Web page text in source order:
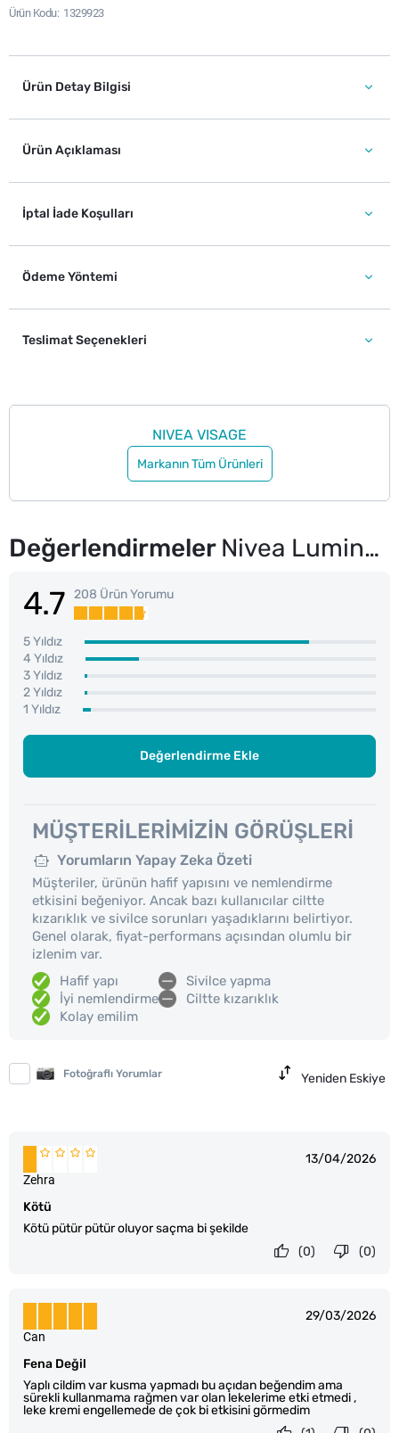
Ürün Kodu 1329923
Ürün Detay Bilgisi
Ürün Açıklaması
İptal İade Koşulları
Ödeme Yöntemi
Teslimat Seçenekleri
NIVEA VISAGE
Markanın Tüm Ürünleri
Değerlendirmeler Nivea Luminous630 Güneş Korumalı Leke Karşıtı SPF50 Gündüz Yüz Kremi 40 ml Hyaluronik Asit, E Vitamini
4.7 208 Ürün Yorumu
5 Yıldız
4 Yıldız
3 Yıldız
2 Yıldız
1 Yıldız
Değerlendirme Ekle
MÜŞTERILERIMIZIN GÖRÜŞLERI
Yorumların Yapay Zeka Özeti
Müşteriler, ürünün hafif yapısını ve nemlendirme
etkisini beğeniyor. Ancak bazı kullanıcılar ciltte
kızarıklık ve sivilce sorunları yaşadıklarını belirtiyor.
Genel olarak, fiyat-performans açısından olumlu bir
izlenim var.
Hafif yapı
İyi nemlendirme
Kolay emilim
Sivilce yapma
Ciltte kızarıklık
Fotoğraflı Yorumlar Yeniden Eskiye
13/04/2026
Kötü
Kötü pütür pütür oluyor saçma bi şekilde
Zehra
(0)
(0)
29/03/2026
Fena Değil
Yaplı cildim var kusma yapmadı bu açıdan beğendim ama
sürekli kullanmama rağmen var olan lekelerime etki etmedi ,
leke kremi engellemede de çok bi etkisini görmedim
Can